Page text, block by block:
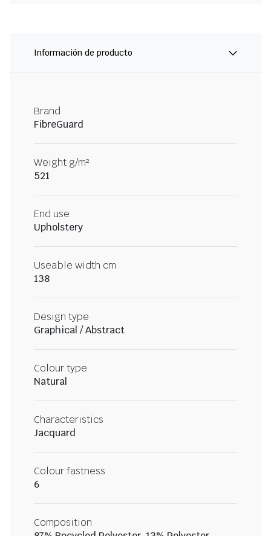
Información de producto
Brand
FibreGuard
Weight g/m²
521
End use
Upholstery
Useable width cm
138
Design type
Graphical / Abstract
Colour type
Natural
Characteristics
Jacquard
Colour fastness
6
Composition